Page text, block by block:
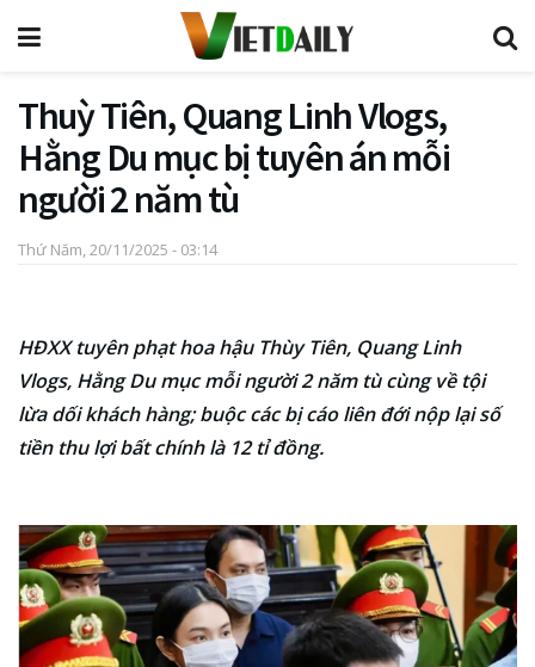
Thuỳ Tiên, Quang Linh Vlogs,
Hằng Du mục bị tuyên án mỗi
người 2 năm tù
Thứ Năm, 20/11/2025 - 03:14
HĐXX tuyên phạt hoa hậu Thùy Tiên, Quang Linh
Vlogs, Hằng Du mục mỗi người 2 năm tù cùng về tội
lừa dối khách hàng; buộc các bị cáo liên đới nộp lại số
tiền thu lợi bất chính là 12 tỉ đồng.